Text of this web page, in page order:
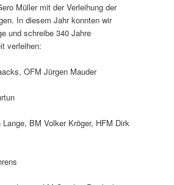
Müller mit der Verleihung der
In diesem Jahr konnten wir
und schreibe 340 Jahre
verleihen:
OFM Jürgen Mauder
BM Volker Kröger, HFM Dirk